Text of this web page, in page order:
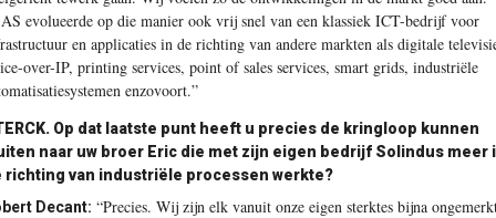
evolueerde op die manier ook vrij snel van een klassiek ICT-bedrijf voor
en applicaties in de richting van andere markten als digitale
over-IP, printing services, point of sales services, smart grids, industriële
enzovoort.”
Op dat laatste punt heeft u precies de kringloop kunnen
naar uw broer Eric die met zijn eigen bedrijf Solindus meer
richting van industriële processen werkte?
Decant: “Precies. Wij zijn elk vanuit onze eigen sterktes bijna